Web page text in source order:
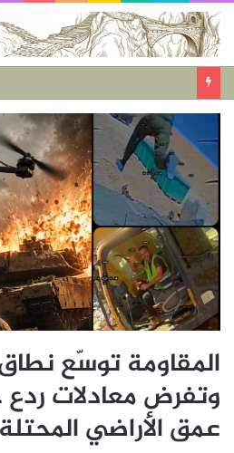
المقاومة توسّع
وتفرض معادلات
عمق الأراضي المحتلة